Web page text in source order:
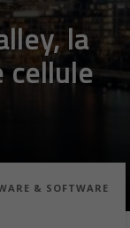
la
cellule
& SOFTWARE